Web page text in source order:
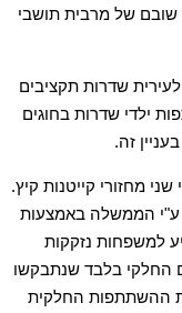
השנייה של שנת 2024 לאחר שובם של מרבית תושבי
שדרות תקציבים
ילדי שדרות בחוגים
שני מחזורי קייטנות קיץ.
ע"י הממשלה באמצעות
למשפחות נזקקות
החלקי בלבד שנתבקשו
ההשתתפות החלקית